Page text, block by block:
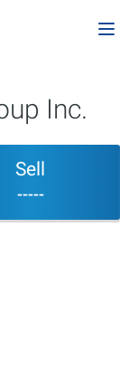
Inc.
Sell
-----